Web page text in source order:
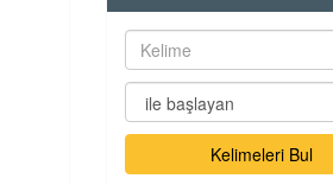
Kelimeleri Bul